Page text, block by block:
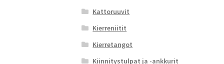
Kattoruuvit
Kierreniitit
Kierretangot
Kiinnitystulpat ja -ankkurit